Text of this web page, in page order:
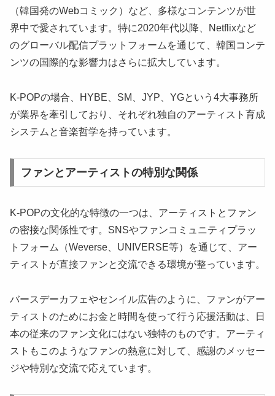
（韓国発のWebコミック）など、多様なコンテンツが世
界中で愛されています。特に2020年代以降、Netflixなど
のグローバル配信プラットフォームを通じて、韓国コンテ
ンツの国際的な影響力はさらに拡大しています。
K-POPの場合、HYBE、SM、JYP、YGという4大事務所
が業界を牽引しており、それぞれ独自のアーティスト育成
システムと音楽哲学を持っています。
ファンとアーティストの特別な関係
K-POPの文化的な特徴の一つは、アーティストとファン
の密接な関係性です。SNSやファンコミュニティプラッ
トフォーム（Weverse、UNIVERSE等）を通じて、アー
ティストが直接ファンと交流できる環境が整っています。
バースデーカフェやセンイル広告のように、ファンがアー
ティストのためにお金と時間を使って行う応援活動は、日
本の従来のファン文化にはない独特のものです。アーティ
ストもこのようなファンの熱意に対して、感謝のメッセー
ジや特別な交流で応えています。